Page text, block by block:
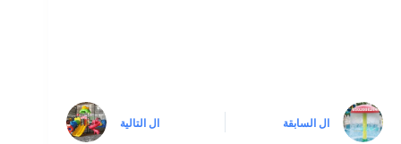
ال السابقة ال التالية